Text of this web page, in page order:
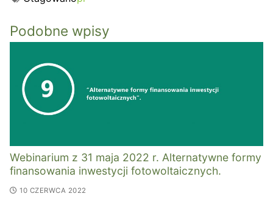
Podobne wpisy
Webinarium z 31 maja 2022 r. Alternatywne formy
finansowania inwestycji fotowoltaicznych.
10 CZERWCA 2022